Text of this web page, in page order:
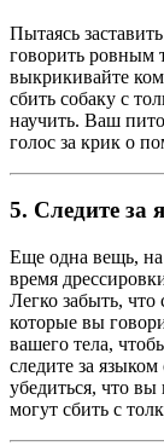
Пытаясь
говорить ровным
выкрикивайте
сбить собаку с
научить. Ваш
голос за крик о
5. Следите за
Еще одна вещь, на
время
Легко забыть,
которые вы
вашего тела,
следите за
убедиться, что
могут сбить с